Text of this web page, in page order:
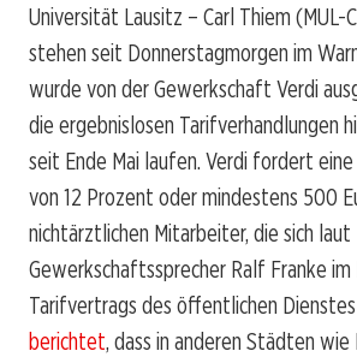
Universität Lausitz – Carl Thiem (MUL-
stehen seit Donnerstagmorgen im
wurde von der Gewerkschaft Verdi
die ergebnislosen Tarifverhandlungen
seit Ende Mai laufen. Verdi fordert
von 12 Prozent oder mindestens 500
nichtärztlichen Mitarbeiter, die sich laut
Gewerkschaftssprecher Ralf Franke im
Tarifvertrags des öffentlichen
berichtet, dass in anderen Städten wie